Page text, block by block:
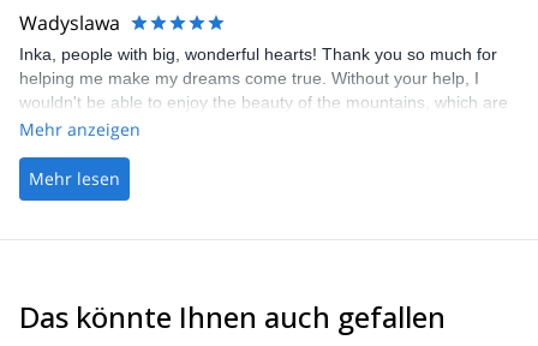
patience, perfect organization, and delicious food. Inka is perfect.
I'm already dreaming of new expeditions!!!
Wadyslawa
Inka, people with big, wonderful hearts! Thank you so much for
helping me make my dreams come true. Without your help, I
wouldn't be able to enjoy the beauty of the mountains, which are
my passion. A three-day trek to Plaza Francia is an unforgettable
patience, perfect organization, and delicious food. Inka is perfect.
I'm already dreaming of new expeditions!!!
Mehr anzeigen
Mehr lesen
Das könnte Ihnen auch gefallen4.6